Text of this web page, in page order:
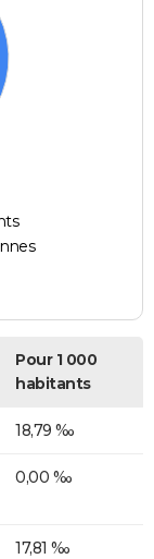
Pour 1 000
habitants
18,79 ‰
0,00 ‰
17,81 ‰